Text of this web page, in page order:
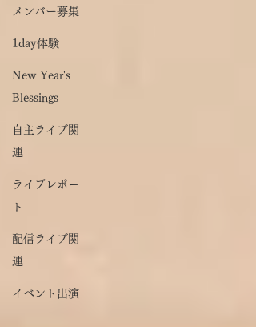
メンバー募集
1day体験
New Year's
Blessings
自主ライブ関
連
ライブレポー
ト
配信ライブ関
連
イベント出演